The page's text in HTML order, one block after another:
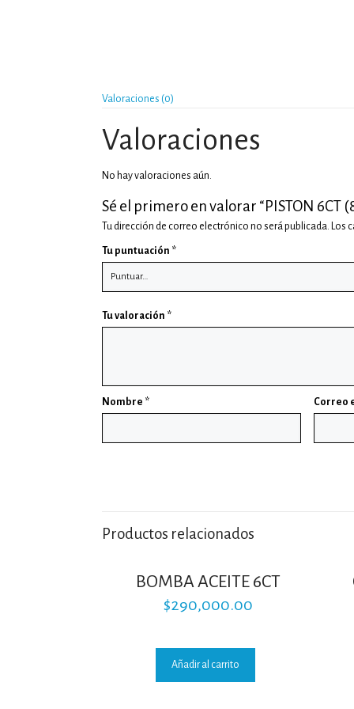
Valoraciones (0)
Valoraciones
No hay valoraciones aún.
Sé el primero en valorar “PISTON 6CT
Tu dirección de correo electrónico no será publicada. Los
Tu puntuación *
Tu valoración *
Nombre * Correo
Productos relacionados
BOMBA ACEITE 6CT
$290,000.00
Añadir al carrito